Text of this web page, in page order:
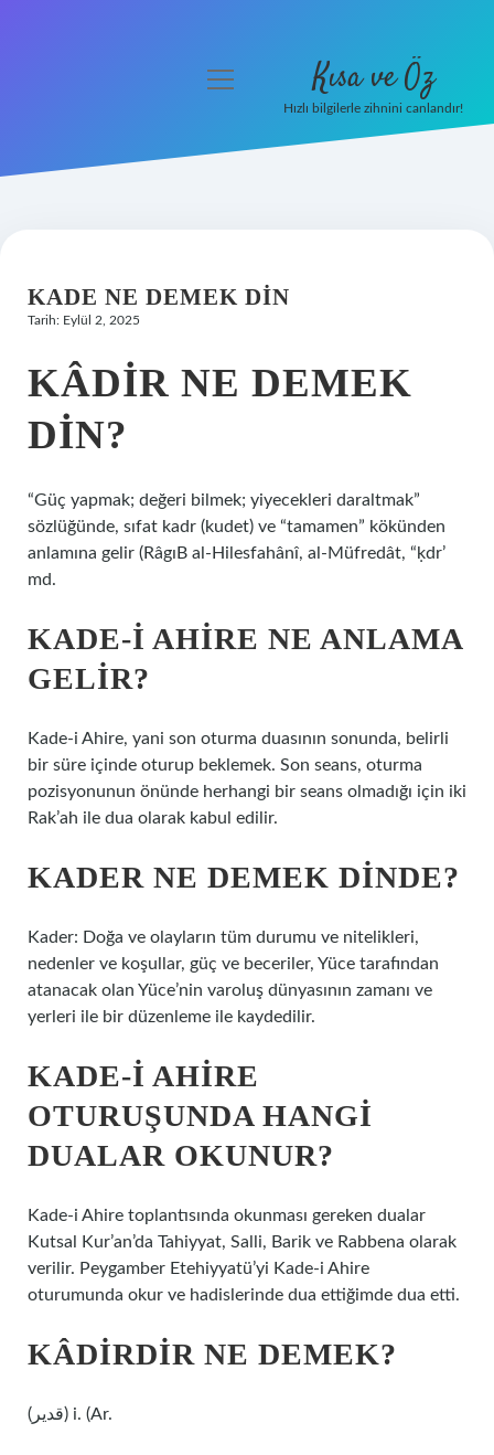
Hakkımızda
menüyü
Kısa ve Öz
Hızlı bilgilerle zihnini canlandır!
KADE NE DEMEK DIN
Tarih: Eylül 2, 2025
KÂDIR NE DEMEK
DIN?
“Güç yapmak; değeri bilmek; yiyecekleri daraltmak”
sözlüğünde, sıfat kadr (kudet) ve “tamamen” kökünden
anlamına gelir (RâgıB al-Hilesfahânî, al-Müfredât, “ḳdr’
md.
KADE-I AHIRE NE ANLAMA
GELIR?
Kade-i Ahire, yani son oturma duasının sonunda, belirli
bir süre içinde oturup beklemek. Son seans, oturma
pozisyonunun önünde herhangi bir seans olmadığı için iki
Rak’ah ile dua olarak kabul edilir.
KADER NE DEMEK DINDE?
Kader: Doğa ve olayların tüm durumu ve nitelikleri,
nedenler ve koşullar, güç ve beceriler, Yüce tarafından
atanacak olan Yüce’nin varoluş dünyasının zamanı ve
yerleri ile bir düzenleme ile kaydedilir.
KADE-I AHIRE
OTURUŞUNDA HANGI
DUALAR OKUNUR?
Kade-i Ahire toplantısında okunması gereken dualar
Kutsal Kur’an’da Tahiyyat, Salli, Barik ve Rabbena olarak
verilir. Peygamber Etehiyyatü’yi Kade-i Ahire
oturumunda okur ve hadislerinde dua ettiğimde dua etti.
KÂDIRDIR NE DEMEK?
(ﻗﺪﻳﺮ) i. (Ar.